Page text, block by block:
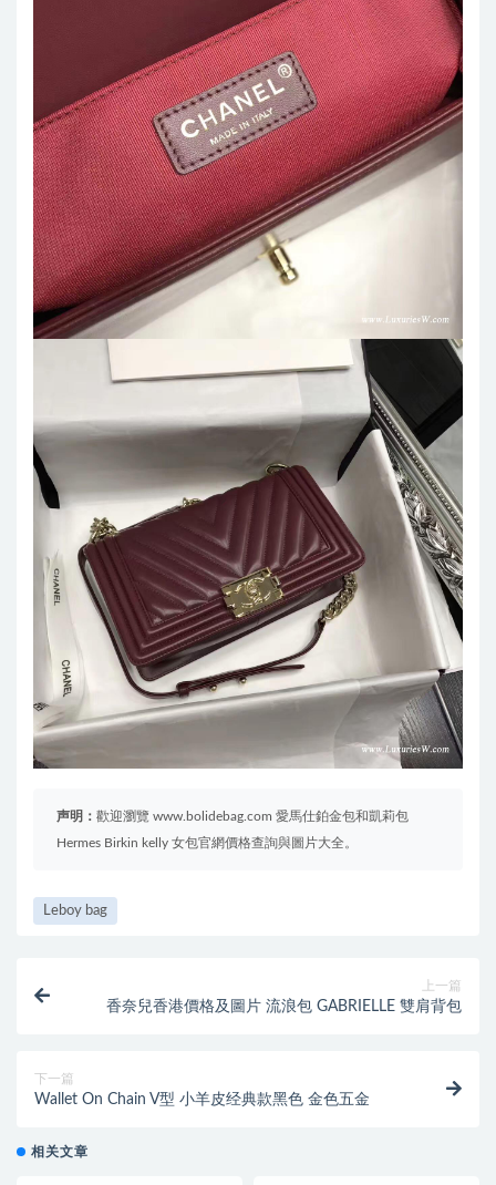
声明： 歡迎瀏覽 www.bolidebag.com 愛馬仕鉑金包和凱莉包
Hermes Birkin kelly 女包官網價格查詢與圖片大全。
Leboy bag
上一篇
香奈兒香港價格及圖片 流浪包 GABRIELLE 雙肩背包
下一篇
Wallet On Chain V型 小羊皮经典款黑色 金色五金
相关文章